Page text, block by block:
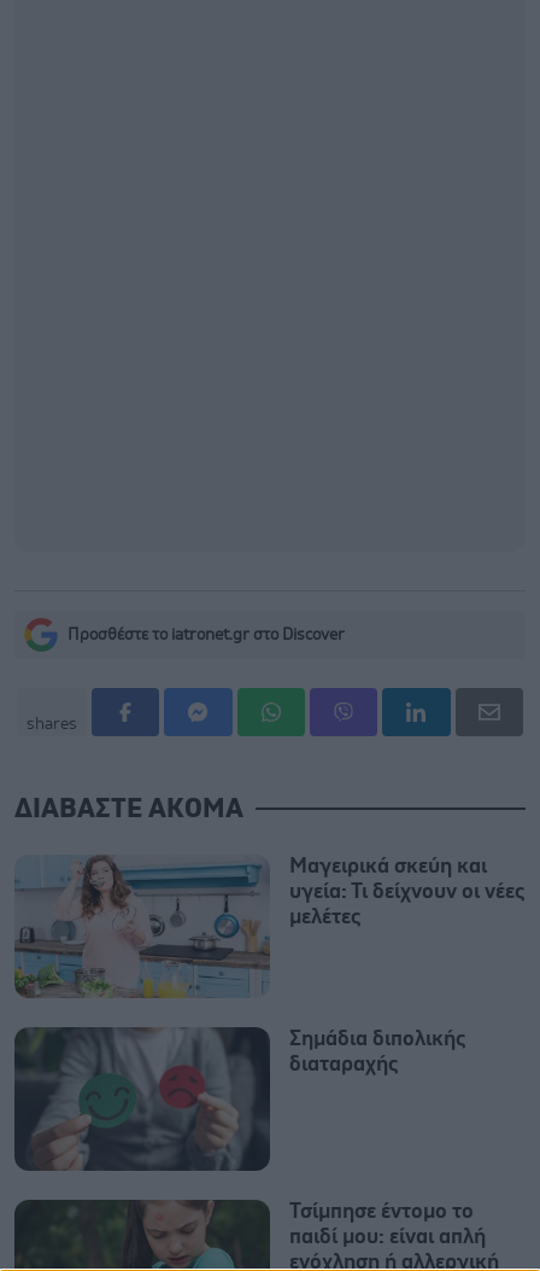
Προσθέστε το iatronet.gr στο Discover
shares
ΔΙΑΒΑΣΤΕ ΑΚΟΜΑ
Μαγειρικά σκεύη και
υγεία: Τι δείχνουν οι νέες
μελέτες
Σημάδια διπολικής
διαταραχής
Τσίμπησε έντομο το
παιδί μου: είναι απλή
ενόχληση ή αλλεργική